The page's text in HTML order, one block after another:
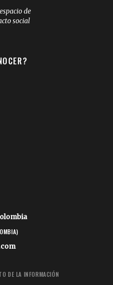
de
social
DE LA INFORMACIÓN